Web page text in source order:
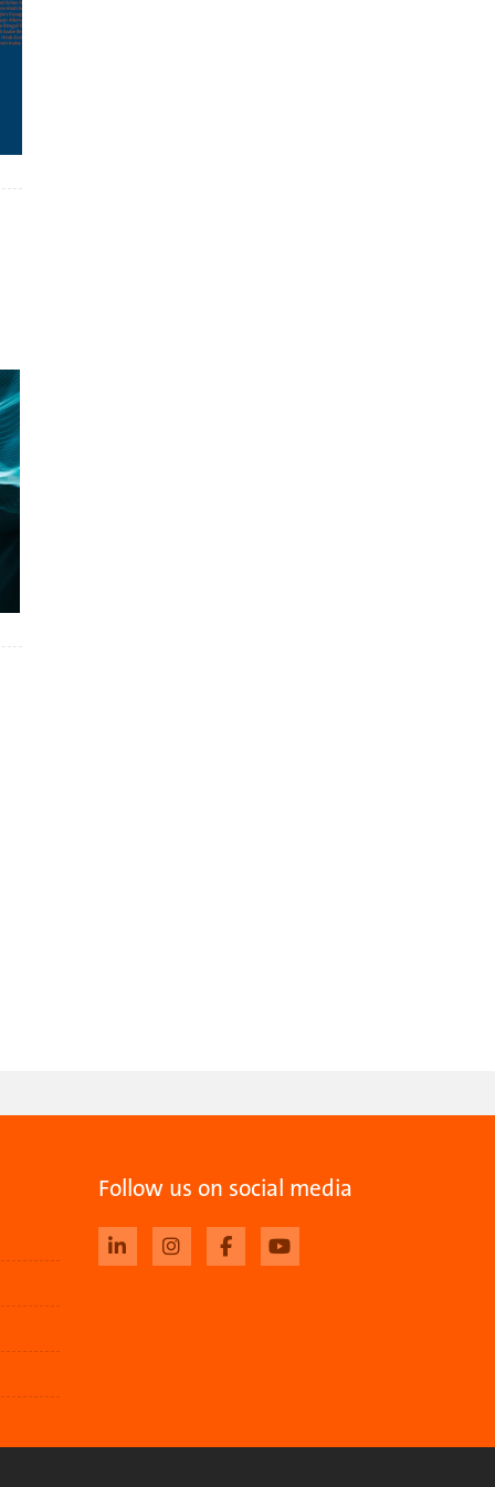
Follow us on social media